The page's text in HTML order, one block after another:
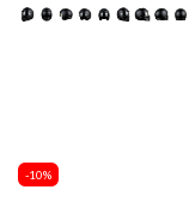
-10%